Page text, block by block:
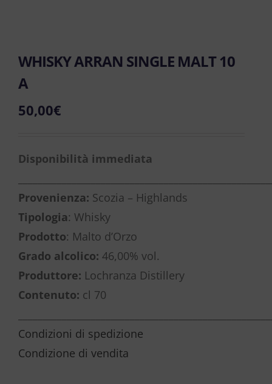
WHISKY ARRAN SINGLE MALT 10
A
50,00€
Disponibilità immediata
Provenienza: Scozia – Highlands
Tipologia: Whisky
Prodotto: Malto d’Orzo
Grado alcolico: 46,00% vol.
Produttore: Lochranza Distillery
Contenuto: cl 70
Condizioni di spedizione
Condizione di vendita